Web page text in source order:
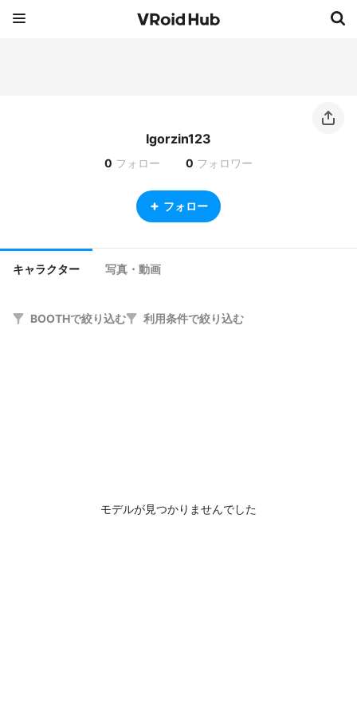
Igorzin123
0 フォロー 0 フォロワー
フォロー
キャラクター 写真・動画
BOOTHで絞り込む 利用条件で絞り込む
モデルが見つかりませんでした